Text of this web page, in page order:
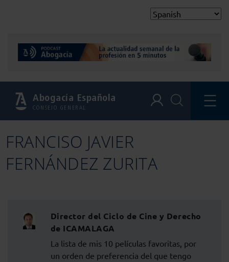
Abogacía Española
CONSEJO GENERAL
FRANCISO JAVIER
FERNÁNDEZ ZURITA
Director del Ciclo de Cine y Derecho
de ICAMALAGA
La lista de mis 10 películas favoritas, por
un orden de preferencia del que tengo